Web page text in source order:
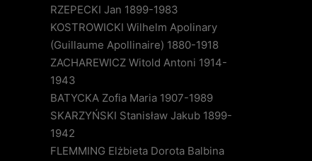
RZEPECKI Jan 1899-1983
KOSTROWICKI Wilhelm Apolinary
(Guillaume Apollinaire) 1880-1918
ZACHAREWICZ Witold Antoni 1914-
1943
BATYCKA Zofia Maria 1907-1989
SKARZYŃSKI Stanisław Jakub 1899-
1942
FLEMMING Elżbieta Dorota Balbina